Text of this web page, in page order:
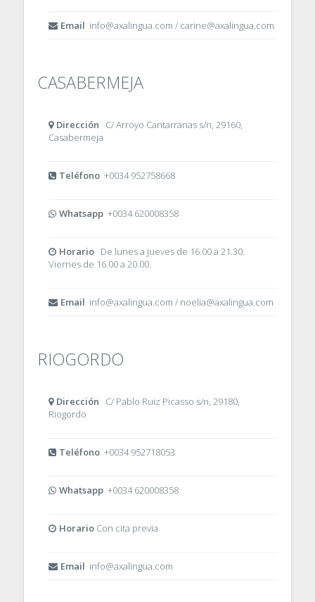
Email info@axalingua.com / carine@axalingua.com
CASABERMEJA
Dirección C/ Arroyo Cantarranas s/n, 29160,
Casabermeja
Teléfono+0034 952758668
Whatsapp+0034 620008358
HorarioDe lunes a jueves de 16.00 a 21.30.
Viernes de 16.00 a 20.00.
Email info@axalingua.com / noelia@axalingua.com
RIOGORDO
Dirección C/ Pablo Ruiz Picasso s/n, 29180,
Riogordo
Teléfono+0034 952718053
Whatsapp+0034 620008358
HorarioCon cita previa
Email info@axalingua.com